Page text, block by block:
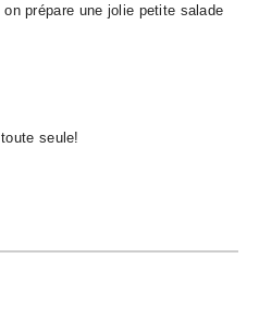
prépare une jolie petite salade
seule!